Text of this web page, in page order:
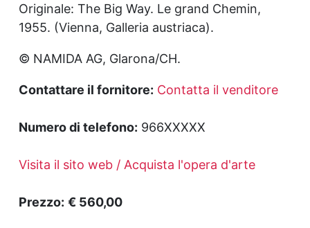
Originale: The Big Way. Le grand Chemin,
1955. (Vienna, Galleria austriaca).
© NAMIDA AG, Glarona/CH.
Contattare il fornitore: Contatta il venditore
Numero di telefono: 966XXXXX
Visita il sito web / Acquista l'opera d'arte
Prezzo: € 560,00